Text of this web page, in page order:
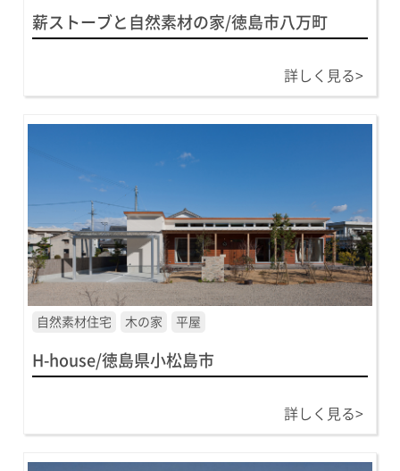
薪ストーブと自然素材の家/徳島市八万町
詳しく見る>
自然素材住宅 木の家 平屋
H-house/徳島県小松島市
詳しく見る>